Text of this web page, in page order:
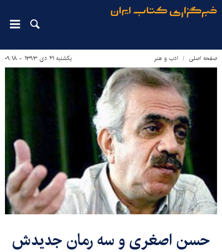
صفحه اصلی ادب و هنر یکشنبه ۲۱ دی ۱۳۹۳ - ۰۹:۱۸
حسن اصغری و سه رمان جدیدش